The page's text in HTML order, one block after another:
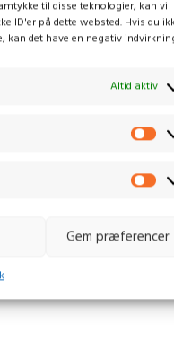
til disse teknologier, kan vi
ID'er på dette websted. Hvis du
kan det have en negativ
Altid aktiv
Gem præferencer